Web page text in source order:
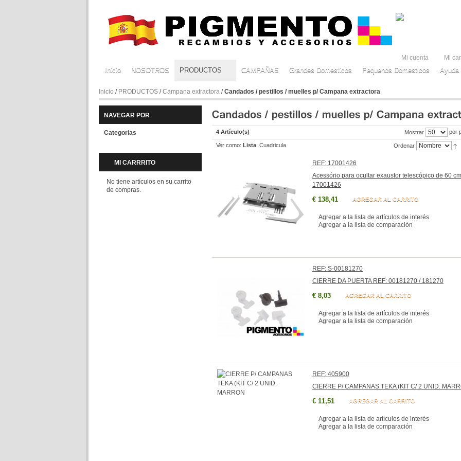
Mi cuenta Mi
Inicio NOSOTROS PRODUCTOS CAMPAÑAS Grandes Domesticos Pequenos Domesticos Ayuda
Inicio / PRODUCTOS /Campana extractora /Candados / pestillos / muelles p/ Campana extractora
NAVEGAR POR
Categorias
MI CARRRITO
No tiene artículos en su carrito
de compras.
4 Artículo(s) Mostrar por
Ver como: Lista Cuadricula Ordenar
REF: 17001426
Acessório para ocultar exaustor telescópico de 60 cm
17001426
€ 138,41 AGREGAR AL CARRITO
Agregar a la lista de artículos de interés
Agregar a la lista de comparación
REF: S-00181270
CIERRE DA PUERTA REF: 00181270 / 181270
€ 8,03 AGREGAR AL CARRITO
Agregar a la lista de artículos de interés
Agregar a la lista de comparación
REF: 405900
CIERRE P/ CAMPANAS TEKA (KIT C/ 2 UNID.
€ 11,51 AGREGAR AL CARRITO
Agregar a la lista de artículos de interés
Agregar a la lista de comparación